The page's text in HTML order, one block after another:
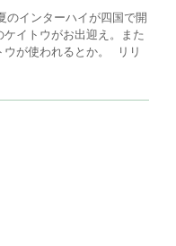
のインターハイが四国で開
イトウがお出迎え。また
ウが使われるとか。 リリ